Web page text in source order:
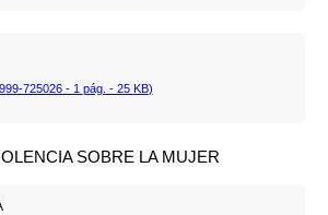
725026 - 1 pág. - 25 KB)
SOBRE LA MUJER